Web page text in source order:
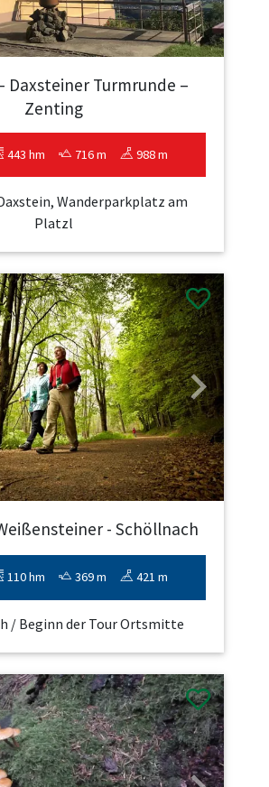
Daxsteiner Turmrunde –
Zenting
443 hm 716 m 988 m
Wanderparkplatz am
Platzl
Next
- Schöllnach
110 hm 369 m 421 m
/ Beginn der Tour Ortsmitte